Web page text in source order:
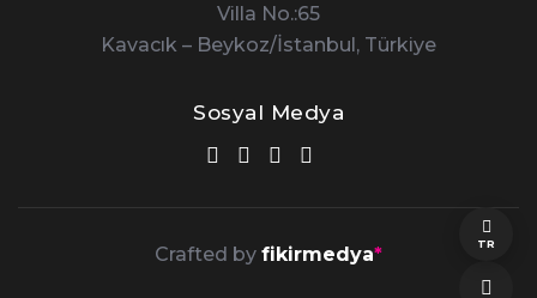
Villa No.:65
Kavacık – Beykoz/İstanbul, Türkiye
Sosyal Medya
Crafted by fikirmedya* TR